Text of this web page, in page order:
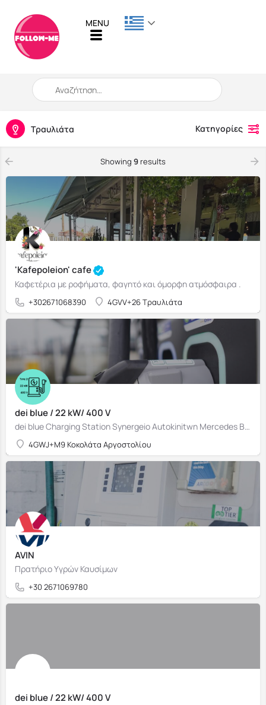
When autocomplete results are available use up and down
Τραυλιάτα Κατηγορίες
Showing 9 results
'Kafepoleion' cafe
Καφετέρια με ροφήματα, φαγητό και όμορφη ατμόσφαιρα .
+302671068390 4GVV+26 Τραυλιάτα
dei blue / 22 kW/ 400 V
dei blue Charging Station Synergeio Autokinitwn Mercedes Benz & Smart
4GWJ+M9 Κοκολάτα Αργοστολίου
AVIN
Πρατήριο Υγρών Καυσίμων
+30 2671069780
dei blue / 22 kW/ 400 V